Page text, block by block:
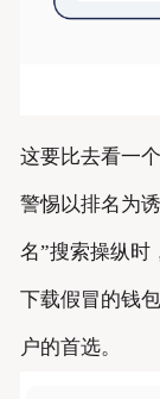
这要比去看一
警惕以排名为
名”搜索操纵时
下载假冒的钱
户的首选。